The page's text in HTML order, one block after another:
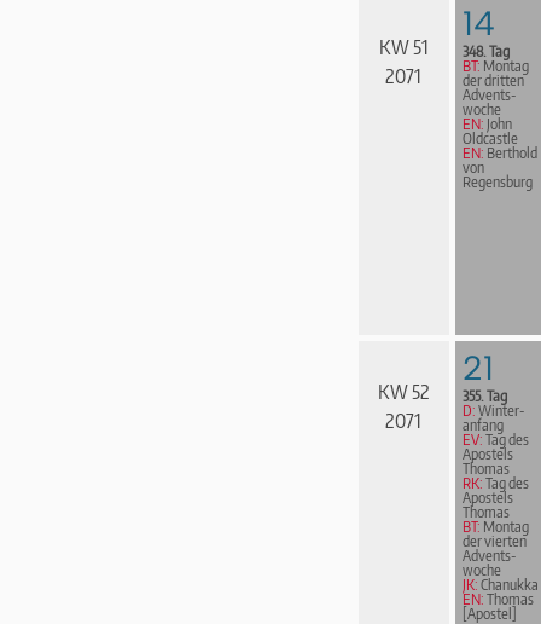
KW 51
2071
14
348. Tag
BT: Montag
der dritten
Advents­
woche
EN: John
Oldcastle
EN: Berthold
von
Regensburg
KW 52
2071
21
355. Tag
D: Win­ter­
an­fang
EV: Tag des
Apostels
Thomas
RK: Tag des
Apostels
Thomas
BT: Montag
der vierten
Advents­
woche
JK: Chanukka
EN: Thomas
[Apostel]